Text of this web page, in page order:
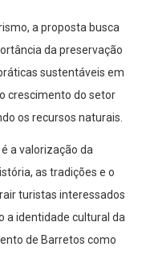
da preservação
sustentáveis em
crescimento do setor
os recursos naturais.
as tradições e o
turistas interessados
a identidade cultural da
de Barretos como
e